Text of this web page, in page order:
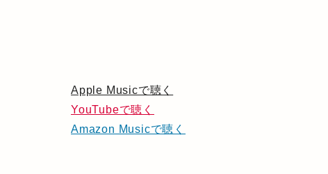
Apple Musicで聴く
YouTubeで聴く
Amazon Musicで聴く